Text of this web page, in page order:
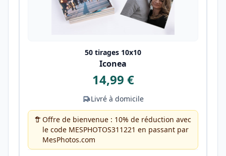
50 tirages 10x10
Iconea
14,99 €
Livré à domicile
Offre de bienvenue : 10% de réduction avec
le code MESPHOTOS311221 en passant par
MesPhotos.com